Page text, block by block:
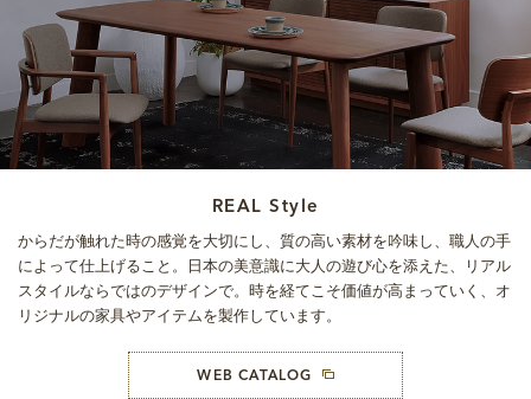
REAL Style
からだが触れた時の感覚を大切にし、質の高い素材を吟味し、職人の手
によって仕上げること。
日本の美意識に大人の遊び心を添えた、リアル
スタイルならではのデザインで。 時を経てこそ価値が高まっていく、オ
リジナルの家具やアイテムを製作しています。
WEB CATALOG